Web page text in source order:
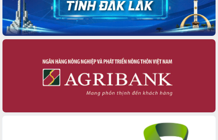
Du lịch Đắk Lắk nâng tầm trải nghiệm
du khách thông qua Hệ thống cơ sở dữ
liệu và Bản đồ số
Tập huấn ứng dụng trí tuệ nhân tạo (AI)
Đoàn đại biểu Quốc hội tỉnh Đắk Lắk
trao đổi thông tin trước Kỳ họp thứ
nhất, Quốc hội khóa XVI
Quyết liệt cải cách hành chính, khơi
Nâng cao hiệu lực, hiệu quả HĐND